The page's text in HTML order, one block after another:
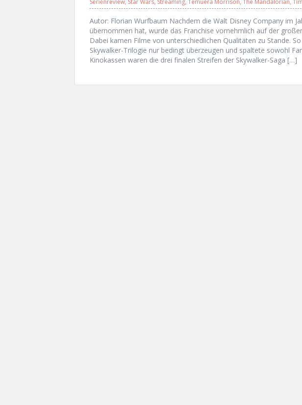
Serienreview, Star Wars, Streaming, Temuera Morrison, The Mandalorian,
Autor: Florian Wurfbaum Nachdem die Walt Disney Company im
übernommen hat, wurde das Franchise vornehmlich auf der
Dabei kamen Filme von unterschiedlichen Qualitäten zu Stande.
Skywalker-Trilogie nur bedingt überzeugen und spaltete sowohl
Kinokassen waren die drei finalen Streifen der Skywalker-Saga […]